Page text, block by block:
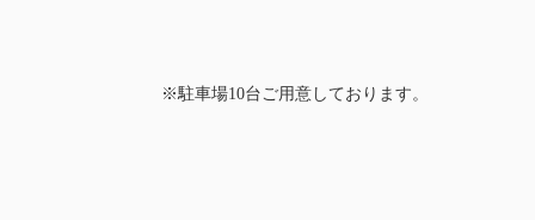
※駐車場10台ご用意しております。